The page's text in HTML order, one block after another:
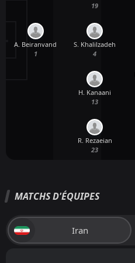
A. Beiranvand
1
R. Rezaeian
23
H. Kanaani
13
S. Khalilzadeh
4
19
MATCHS D'ÉQUIPES
Iran